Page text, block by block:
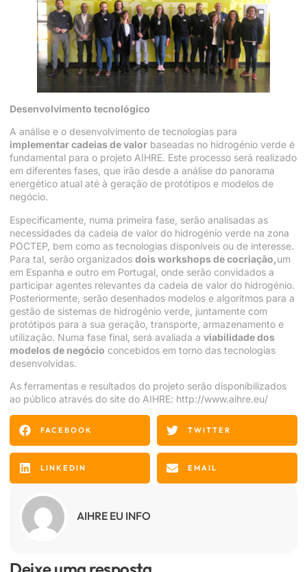
Desenvolvimento tecnológico
A análise e o desenvolvimento de tecnologias para
implementar cadeias de valor baseadas no hidrogénio verde é
fundamental para o projeto AIHRE. Este processo será realizado
em diferentes fases, que irão desde a análise do panorama
energético atual até à geração de protótipos e modelos de
negócio.
Especificamente, numa primeira fase, serão analisadas as
necessidades da cadeia de valor do hidrogénio verde na zona
POCTEP, bem como as tecnologias disponíveis ou de interesse.
Para tal, serão organizados dois workshops de cocriação, um
em Espanha e outro em Portugal, onde serão convidados a
participar agentes relevantes da cadeia de valor do hidrogénio.
Posteriormente, serão desenhados modelos e algoritmos para a
gestão de sistemas de hidrogénio verde, juntamente com
protótipos para a sua geração, transporte, armazenamento e
utilização. Numa fase final, será avaliada a viabilidade dos
modelos de negócio concebidos em torno das tecnologias
desenvolvidas.
As ferramentas e resultados do projeto serão disponibilizados
ao público através do site do AIHRE: http://www.aihre.eu/
FACEBOOK TWITTER
LINKEDIN EMAIL
AIHRE EU INFO